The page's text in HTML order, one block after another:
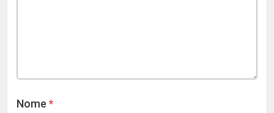
Nome *